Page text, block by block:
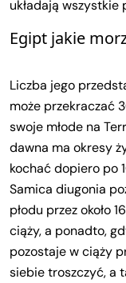
układają wszystkie
Egipt jakie
Liczba jego
może przekraczać
swoje młode na
dawna ma okresy
kochać dopiero po
Samica diugonia
płodu przez około
ciąży, a ponadto,
pozostaje w ciąży
siebie troszczyć, a